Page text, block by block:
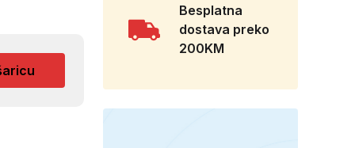
Besplatna
dostava preko
200KM